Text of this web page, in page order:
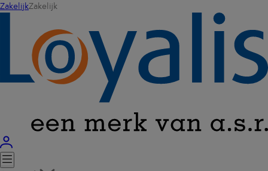
ZakelijkZakelijk